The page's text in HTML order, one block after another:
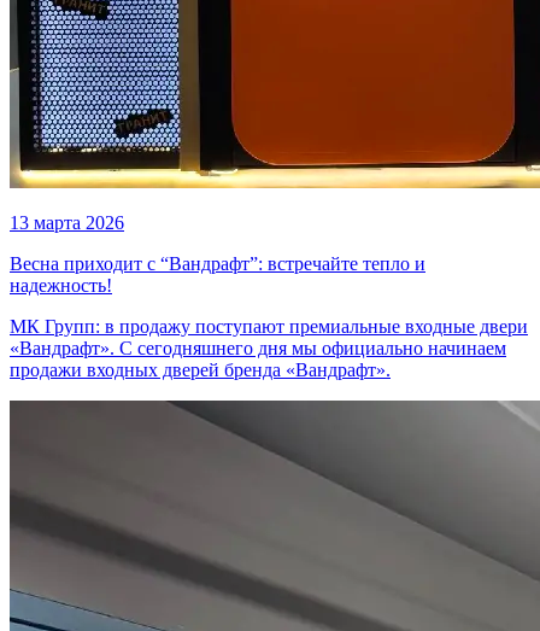
13 марта 2026
Весна приходит с “Вандрафт”: встречайте тепло и
надежность!
МК Групп: в продажу поступают премиальные входные двери
«Вандрафт». С сегодняшнего дня мы официально начинаем
продажи входных дверей бренда «Вандрафт».